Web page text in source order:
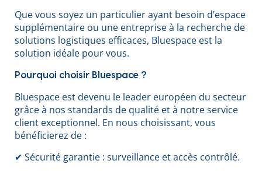
Que vous soyez un particulier ayant besoin d’espace
supplémentaire ou une entreprise à la recherche de
solutions logistiques efficaces, Bluespace est la
solution idéale pour vous.
Pourquoi choisir Bluespace ?
Bluespace est devenu le leader européen du secteur
grâce à nos standards de qualité et à notre service
client exceptionnel. En nous choisissant, vous
bénéficierez de :
✔ Sécurité garantie : surveillance et accès contrôlé.